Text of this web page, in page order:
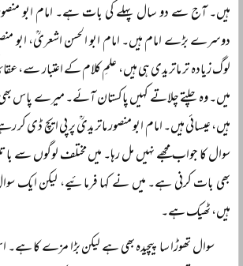
ہیں۔ آج سے دو سال پہلے کی بات ہے۔ امام ابو
دوسرے بڑے امام ہیں۔ امام ابو الحسن اشعریؒ، ابو
لوگ زیادہ تر ماتریدی ہی ہیں، علمِ کلام کے اعتبار سے،
میں۔ وہ چلتے چلاتے کہیں پاکستان آئے۔ میرے پاس
ہیں، عیسائی ہیں۔ امام ابو منصور ماتریدیؒ پر پی ایچ ڈی کر
سوال کا جواب مجھے نہیں مل رہا۔ میں مختلف لوگوں سے
بھی بات کرنی ہے۔ میں نے کہا فرمائیے، لیکن ایک
ہیں، ٹھیک ہے۔
سوال تھوڑا سا پیچیدہ بھی ہے لیکن بڑا مزے کا ہے۔